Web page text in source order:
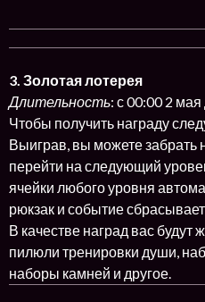
3. Золотая лотерея
Длительность: с 00:00 2
Чтобы получить награду
Выиграв, вы можете забрать
перейти на следующий
ячейки любого уровня
рюкзак и событие
В качестве наград вас будут
пилюли тренировки души,
наборы камней и другое.